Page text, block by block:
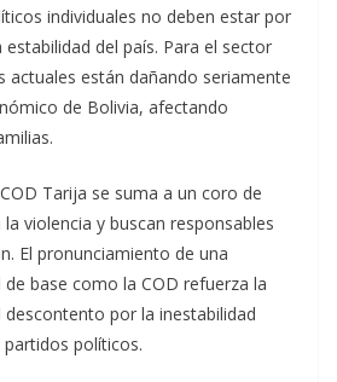
individuales no deben estar por
del país. Para el sector
actuales están dañando seriamente
de Bolivia, afectando
Tarija se suma a un coro de
violencia y buscan responsables
El pronunciamiento de una
base como la COD refuerza la
por la inestabilidad
políticos.